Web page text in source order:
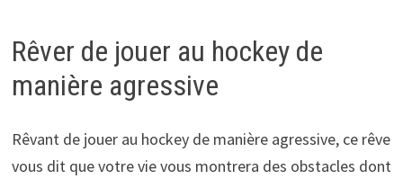
Rêver de jouer au hockey de
manière agressive
Rêvant de jouer au hockey de manière agressive, ce rêve
vous dit que votre vie vous montrera des obstacles dont